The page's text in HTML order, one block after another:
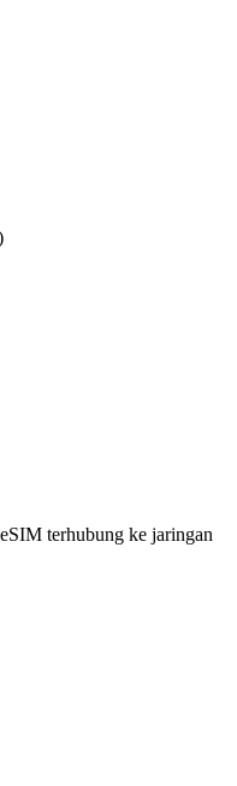
terhubung ke jaringan